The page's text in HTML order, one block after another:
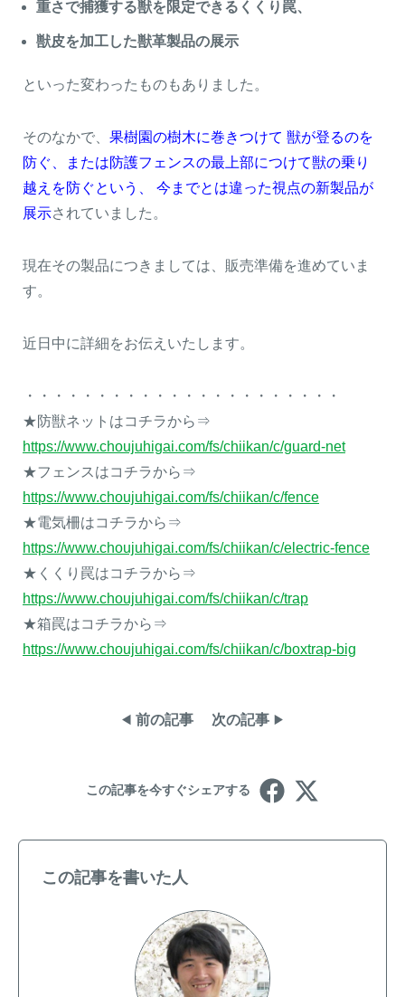
重さで捕獲する獣を限定できるくくり罠、
獣皮を加工した獣革製品の展示
といった変わったものもありました。
そのなかで、 果樹園の樹木に巻きつけて 獣が登るのを
防ぐ、または防護フェンスの最上部につけて獣の乗り
越えを防ぐという、 今までとは違った視点の新製品が
展示されていました。
現在その製品につきましては、販売準備を進めていま
す。
近日中に詳細をお伝えいたします。
・・・・・・・・・・・・・・・・・・・・・・
★防獣ネットはコチラから⇒
https://www.choujuhigai.com/fs/chiikan/c/guard-net
★フェンスはコチラから⇒
https://www.choujuhigai.com/fs/chiikan/c/fence
★電気柵はコチラから⇒
https://www.choujuhigai.com/fs/chiikan/c/electric-fence
★くくり罠はコチラから⇒
https://www.choujuhigai.com/fs/chiikan/c/trap
★箱罠はコチラから⇒
https://www.choujuhigai.com/fs/chiikan/c/boxtrap-big
前の記事 次の記事
この記事を今すぐシェアする
この記事を書いた人